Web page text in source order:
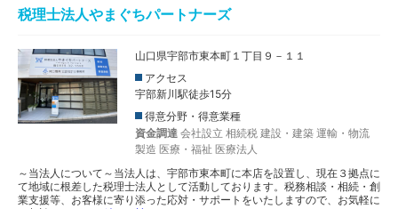
税理士法人やまぐちパートナーズ
山口県宇部市東本町１丁目９－１１
アクセス
宇部新川駅徒歩15分
得意分野・得意業種
資金調達 会社設立 相続税 建設・建築 運輸・物流
製造 医療・福祉 医療法人
～当法人について～当法人は、宇部市東本町に本店を設置し、現在３拠点に
て地域に根差した税理士法人として活動しております。税務相談・相続・創
業支援等、お客様に寄り添った応対・サポートをいたしますので、お気軽に